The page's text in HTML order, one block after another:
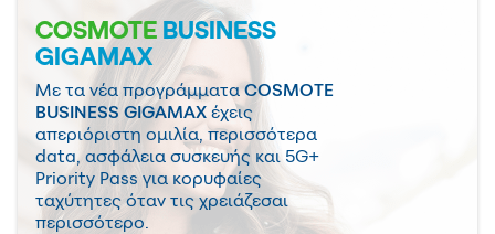
COSMOTE BUSINESS
GIGAMAX
Με τα νέα προγράμματαCOSMOTE
BUSINESS GIGAMAX έχεις
απεριόριστη ομιλία, περισσότερα
data, ασφάλεια συσκευής και 5G+
Priority Pass για κορυφαίες
ταχύτητες όταν τις χρειάζεσαι
περισσότερο.